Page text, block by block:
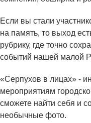
Если вы стали
на память, то выход
рубрику, где точно
событий нашей малой
«Серпухов в лицах» -
мероприятиям
сможете найти себя и
необычные фото.